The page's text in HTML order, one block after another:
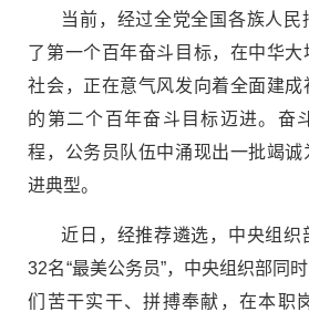
当前，经过全党全国各族人
了第一个百年奋斗目标，在中华
社会，正在意气风发向着全面建成
的第二个百年奋斗目标迈进。奋
程，公务员队伍中涌现出一批竭
进典型。
近日，经推荐遴选，中央组织
32名“最美公务员”，中央组织部同
们苦干实干、拼搏奉献，在本职